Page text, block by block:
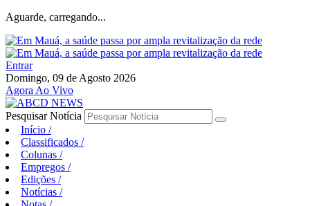
Aguarde, carregando...
Entrar
Domingo, 09 de Agosto 2026
Agora Ao Vivo
Pesquisar Notícia
Início /
Classificados /
Colunas /
Empregos /
Edições /
Notícias /